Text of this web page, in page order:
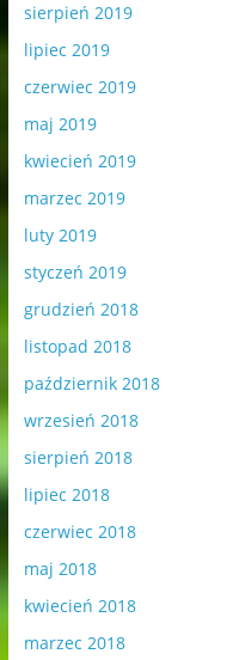
sierpień 2019
lipiec 2019
czerwiec 2019
maj 2019
kwiecień 2019
marzec 2019
luty 2019
styczeń 2019
grudzień 2018
listopad 2018
październik 2018
wrzesień 2018
sierpień 2018
lipiec 2018
czerwiec 2018
maj 2018
kwiecień 2018
marzec 2018